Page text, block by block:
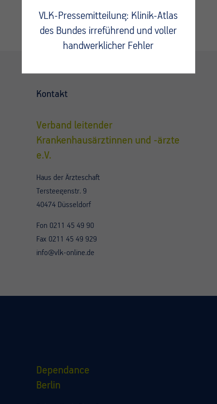
Kontakt
Verband leitender
Krankenhausärztinnen und -ärzte
e.V.
Haus der Ärzteschaft
Tersteegenstr. 9
40474 Düsseldorf
Fon 0211 45 49 90
Fax 0211 45 49 929
info@vlk-online.de
Dependance
Berlin
VLK-Pressemitteilung: Klinik-Atlas
des Bundes irreführend und voller
handwerklicher Fehler